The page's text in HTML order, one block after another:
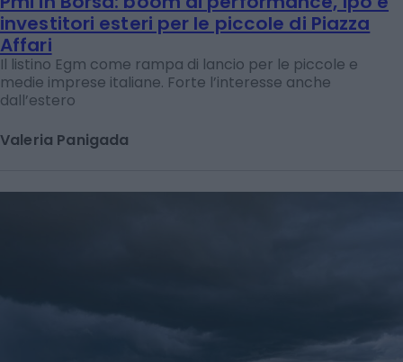
investitori esteri per le piccole di Piazza
Affari
Il listino Egm come rampa di lancio per le piccole e
medie imprese italiane. Forte l’interesse anche
dall’estero
Valeria Panigada